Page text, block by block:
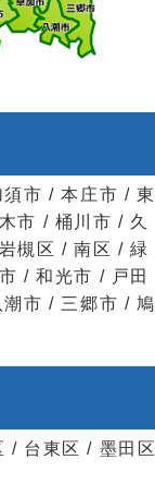
市 / 本庄市 / 東
市 / 桶川市 / 久
槻区 / 南区 / 緑
/ 和光市 / 戸田
市 / 三郷市 / 鳩
/ 台東区 / 墨田区